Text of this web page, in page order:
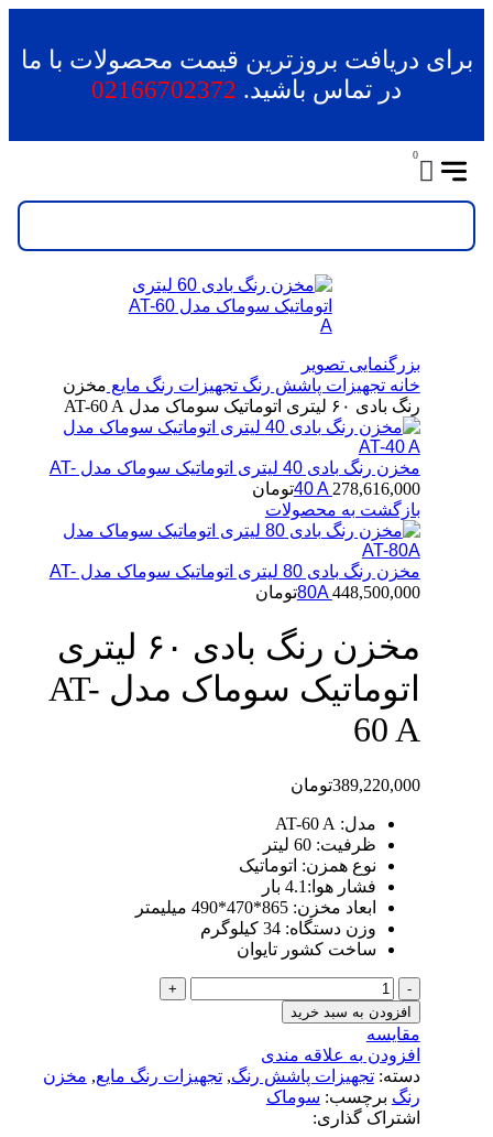
برای دریافت بروزترین قیمت محصولات با ما
در تماس باشید. 02166702372
0
بزرگنمایی تصویر
خانهتجهیزات پاشش رنگتجهیزات رنگ مایع مخزن
رنگ بادی ۶۰ لیتری اتوماتیک سوماک مدل AT-60 A
مخزن رنگ بادی 40 لیتری اتوماتیک سوماک مدل AT-
40 A 278,616,000
تومان
بازگشت به محصولات
مخزن رنگ بادی 80 لیتری اتوماتیک سوماک مدل AT-
80A448,500,000 تومان
مخزن رنگ بادی ۶۰ لیتری
اتوماتیک سوماک مدل AT-
60 A
389,220,000تومان
مدل: AT-60 A
ظرفیت: 60 لیتر
نوع همزن: اتوماتیک
فشار هوا:4.1 بار
ابعاد مخزن: 865*470*490 میلیمتر
وزن دستگاه: 34 کیلوگرم
ساخت کشور تایوان
افزودن به سبد خرید
مقایسه
افزودن به علاقه مندی
دسته: تجهیزات پاشش رنگ, تجهیزات رنگ مایع, مخزن
رنگ برچسب: سوماک
اشتراک گذاری: